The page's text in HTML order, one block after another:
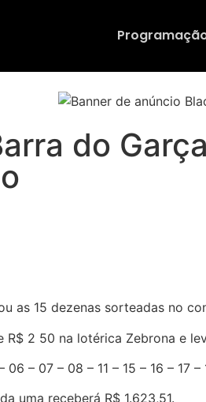
do
as 15 dezenas sorteadas no
2 50 na lotérica Zebrona e
– 07 – 08 – 11 – 15 – 16 – 17
uma receberá R$ 1.623,51.